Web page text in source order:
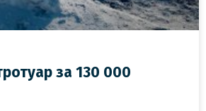
за 130 000